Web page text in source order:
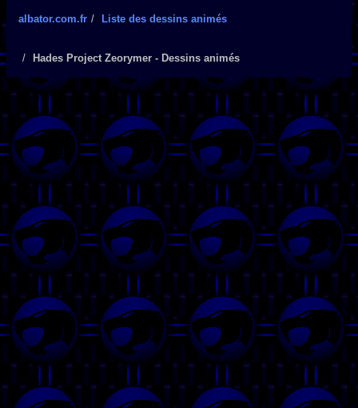
albator.com.fr Liste des dessins animés
Hades Project Zeorymer - Dessins animés